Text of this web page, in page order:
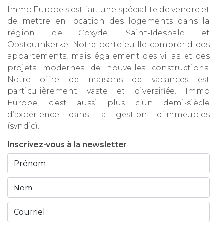
Immo Europe s’est fait une spécialité de vendre et
de mettre en location des logements dans la
région de Coxyde, Saint-Idesbald et
Oostduinkerke. Notre portefeuille comprend des
appartements, mais également des villas et des
projets modernes de nouvelles constructions.
Notre offre de maisons de vacances est
particulièrement vaste et diversifiée. Immo
Europe, c’est aussi plus d’un demi-siècle
d’expérience dans la gestion d’immeubles
(syndic).
Inscrivez-vous à la newsletter